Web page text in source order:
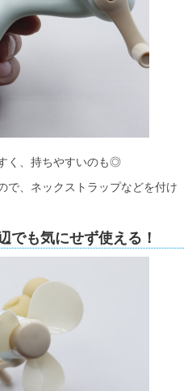
く、持ちやすいのも◎
で、ネックストラップなどを付け
でも気にせず使える！